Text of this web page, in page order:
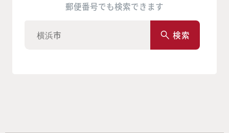
郵便番号でも検索できます
検索